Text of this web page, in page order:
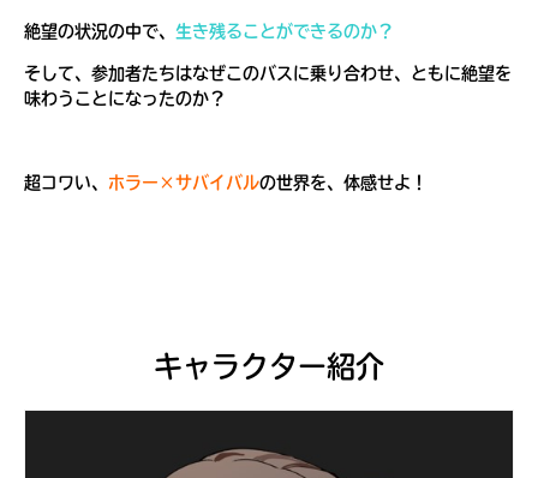
絶望の状況の中で、 生き残ることができるのか？
そして、参加者たちはなぜこのバスに乗り合わせ、ともに絶望を
味わうことになったのか？
超コワい、 ホラー×サバイバルの世界を、体感せよ！
キャラクター紹介